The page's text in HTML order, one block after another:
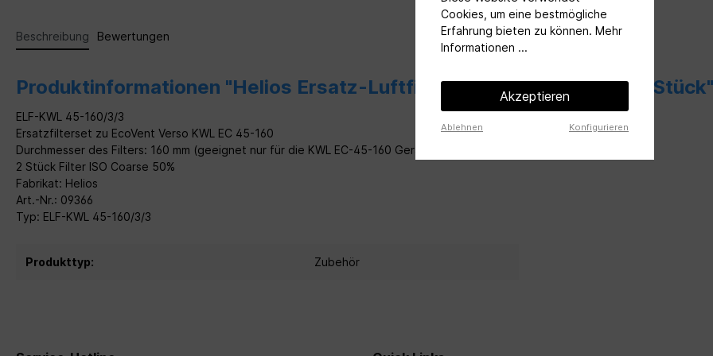
Beschreibung Bewertungen
Produktinformationen "Helios Ersatz-Luftfilter zu KWL EC 45-160 4 Stück"
ELF-KWL 45-160/3/3
Ersatzfilterset zu EcoVent Verso KWL EC 45-160
Durchmesser des Filters: 160 mm (geeignet nur für die KWL EC-45-160 Geräte)
2 Stück Filter ISO Coarse 50%
Fabrikat: Helios
Art.-Nr.: 09366
Typ: ELF-KWL 45-160/3/3
Produkttyp: Zubehör
Cookies, um eine bestmögliche
Erfahrung bieten zu können. Mehr
Informationen ...
Akzeptieren
Ablehnen Konfigurieren